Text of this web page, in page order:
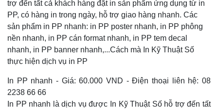
trợ đến tất cả khách hàng đặt in sản phẩm ứng dụng từ in
PP, có hàng in trong ngày, hỗ trợ giao hàng nhanh. Các
sản phẩm in PP nhanh: in PP poster nhanh, in PP phông
nền nhanh, in PP cán format nhanh, in PP tem decal
nhanh, in PP banner nhanh,...Cách mà In Kỹ Thuật Số
thực hiện dịch vụ in PP
In PP nhanh - Giá: 60.000 VND - Điện thoại liên hệ: 08
2238 66 66
In PP nhanh là dịch vụ được In Kỹ Thuật Số hỗ trợ đến tất